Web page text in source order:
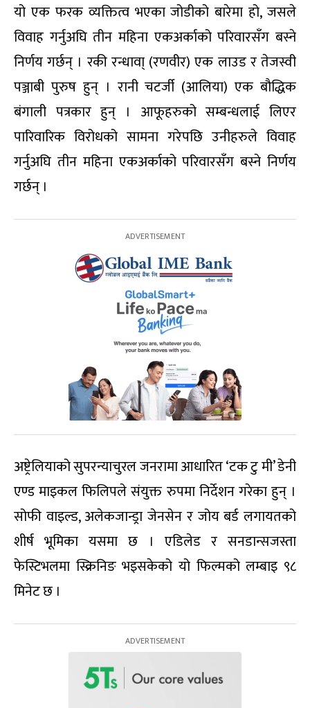
यो एक फरक व्यक्तित्व भएका जोडीको बारेमा हो, जसले
विवाह गर्नुअघि तीन महिना एकअर्काको परिवारसँग बस्ने
निर्णय गर्छन् । रकी रन्धावा् (रणवीर) एक लाउड र तेजस्वी
पञ्जाबी पुरुष हुन् । रानी चटर्जी (आलिया) एक बौद्धिक
बंगाली पत्रकार हुन् । आफूहरुको सम्बन्धलाई लिएर
पारिवारिक विरोधको सामना गरेपछि उनीहरुले विवाह
गर्नुअघि तीन महिना एकअर्काको परिवारसँग बस्ने निर्णय
गर्छन् ।
अष्ट्रेलियाको सुपरन्याचुरल जनरामा आधारित ‘टक टु मी’ डेनी
एण्ड माइकल फिलिपले संयुक्त रुपमा निर्देशन गरेका हुन् ।
सोफी वाइल्ड, अलेकजान्ड्रा जेनसेन र जोय बर्ड लगायतको
शीर्ष भूमिका यसमा छ । एडिलेड र सनडान्सजस्ता
फेस्टिभलमा स्क्रिनिङ भइसकेको यो फिल्मको लम्बाइ ९८
मिनेट छ ।